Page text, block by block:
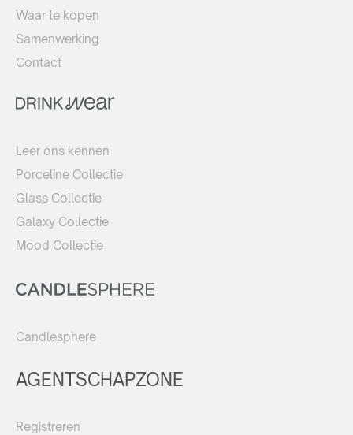
Waar te kopen
Samenwerking
Contact
Leer ons kennen
Porceline Collectie
Glass Collectie
Galaxy Collectie
Mood Collectie
Candlesphere
AGENTSCHAPZONE
Registreren